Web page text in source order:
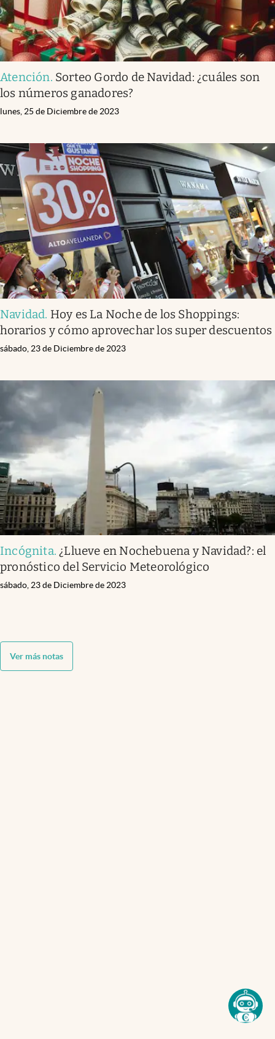
Atención. Sorteo Gordo de Navidad: ¿cuáles son
los números ganadores?
lunes, 25 de Diciembre de 2023
Navidad. Hoy es La Noche de los Shoppings:
horarios y cómo aprovechar los super descuentos
sábado, 23 de Diciembre de 2023
Incógnita. ¿Llueve en Nochebuena y Navidad?: el
pronóstico del Servicio Meteorológico
sábado, 23 de Diciembre de 2023
Ver más notas